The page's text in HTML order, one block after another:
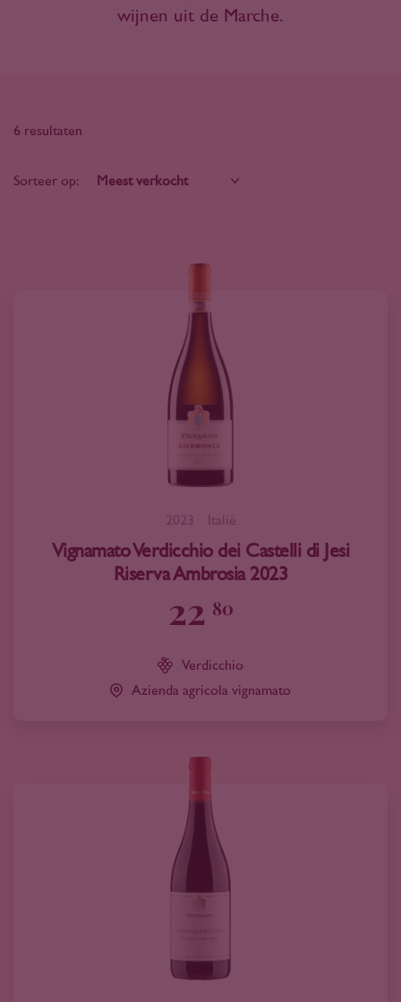
wijnen uit de Marche.
6 resultaten
Sorteer op:
2023 Italië
Vignamato Verdicchio dei Castelli di Jesi
Riserva Ambrosia 2023
22 80
Verdicchio
Azienda agricola vignamato